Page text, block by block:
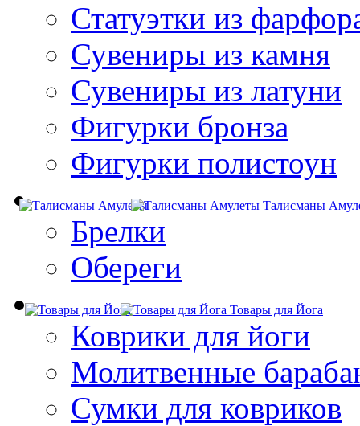
Статуэтки из
Сувениры из камня
Сувениры из латуни
Фигурки бронза
Фигурки полистоун
Талисманы
Брелки
Обереги
Товары для Йога
Коврики для йоги
Молитвенные
Сумки для ковриков